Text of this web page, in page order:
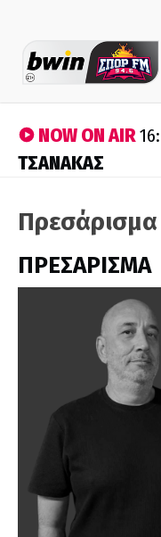
NOW ON AIR
ΤΣΑΝΑΚΑΣ
ΠΡΕΣΑΡΙΣΜΑ